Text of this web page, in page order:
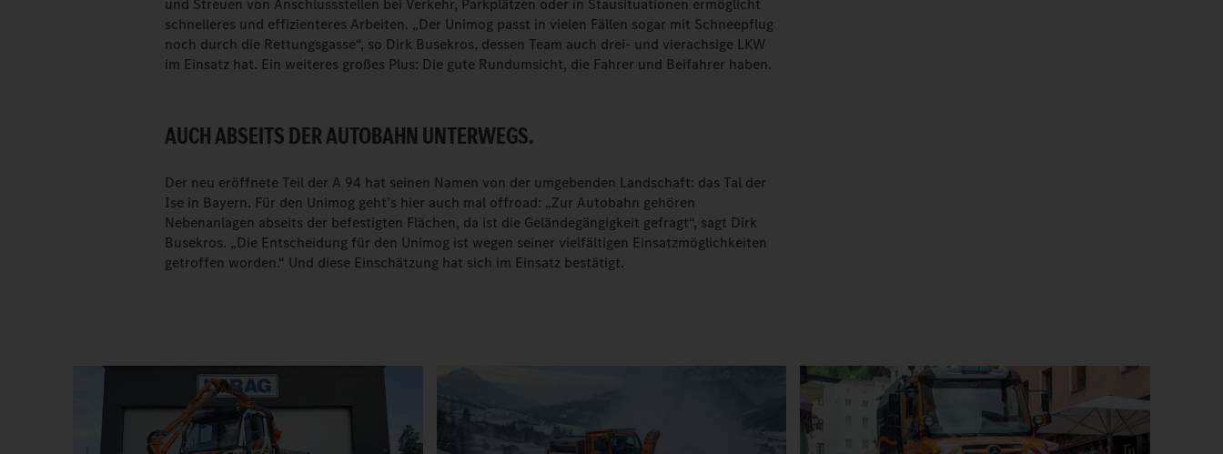
und Streuen von Anschlussstellen bei Verkehr, Parkplätzen oder in Stausituationen ermöglicht
schnelleres und effizienteres Arbeiten. „Der Unimog passt in vielen Fällen sogar mit Schneepflug
noch durch die Rettungsgasse“, so Dirk Busekros, dessen Team auch drei- und vierachsige LKW
im Einsatz hat. Ein weiteres großes Plus: Die gute Rundumsicht, die Fahrer und Beifahrer haben.
AUCH ABSEITS DER AUTOBAHN UNTERWEGS.
Der neu eröffnete Teil der A 94 hat seinen Namen von der umgebenden Landschaft: das Tal der
Ise in Bayern. Für den Unimog geht’s hier auch mal offroad: „Zur Autobahn gehören
Nebenanlagen abseits der befestigten Flächen, da ist die Geländegängigkeit gefragt“, sagt Dirk
Busekros. „Die Entscheidung für den Unimog ist wegen seiner vielfältigen Einsatzmöglichkeiten
getroffen worden.“ Und diese Einschätzung hat sich im Einsatz bestätigt.